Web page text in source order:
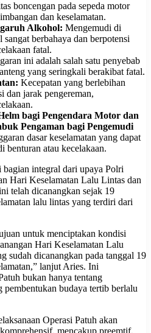
boncengan pada sepeda motor
dan keselamatan.
Alkohol: Mengemudi di
berbahaya dan berpotensi
fatal.
ini adalah salah satu penyebab
yang seringkali berakibat fatal.
Kecepatan yang berlebihan
dan jarak pengereman,
bagi Pengendara Motor dan
Pengaman bagi Pengemudi
dasar keselamatan yang dapat
benturan atau kecelakaan.
integral dari upaya Polri
Hari Keselamatan Lalu Lintas dan
telah dicanangkan sejak 19
lalu lintas yang terdiri dari
untuk menciptakan kondisi
Hari Keselamatan Lalu
sudah dicanangkan pada tanggal 19
lanjut Aries. Ini
bukan hanya tentang
pembentukan budaya tertib berlalu
Operasi Patuh akan
mencakup preemtif,